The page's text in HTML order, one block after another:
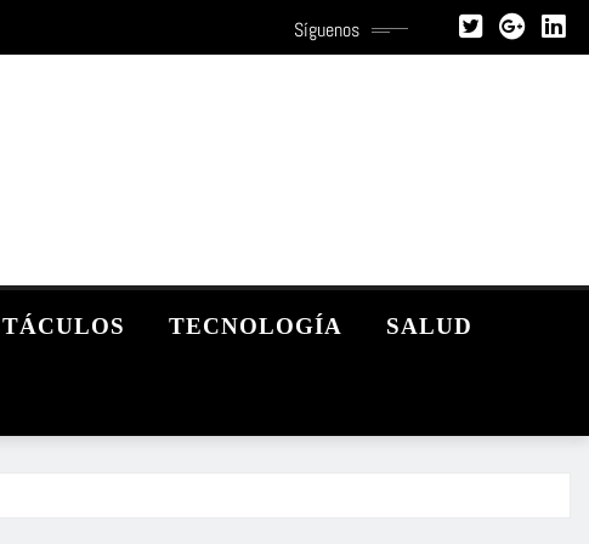
Síguenos
TECNOLOGÍA SALUD